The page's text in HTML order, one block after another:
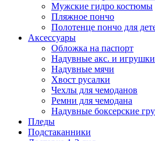
Мужские гидро костюмы
Пляжное пончо
Полотенце пончо для
Аксессуары
Обложка на паспорт
Надувные акс. и игрушки
Надувные мячи
Хвост русалки
Чехлы для чемоданов
Ремни для чемодана
Надувные боксерские
Пледы
Подстаканники